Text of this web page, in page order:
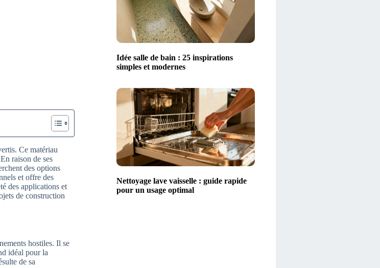
Ce matériau
raison de ses
des options
et offre des
des applications et
de construction
hostiles. Il se
idéal pour la
de sa
Idée salle de bain : 25 inspirations
simples et modernes
Nettoyage lave vaisselle : guide rapide
pour un usage optimal